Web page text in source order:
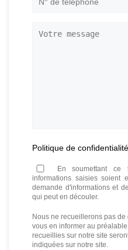
Votre
Politique de confidentialité
En soumettant ce
informations saisies soient
demande d'informations et
qui peut en découler.
Nous ne recueillerons pas
vous en informer au
recueillies sur notre site
indiquées sur notre site.